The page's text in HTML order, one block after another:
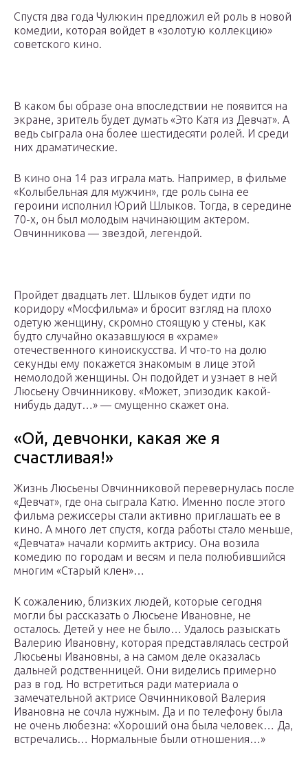
Спустя два года Чулюкин предложил ей роль в новой
комедии, которая войдет в «золотую коллекцию»
советского кино.
В каком бы образе она впоследствии не появится на
экране, зритель будет думать «Это Катя из Девчат». А
ведь сыграла она более шестидесяти ролей. И среди
них драматические.
В кино она 14 раз играла мать. Например, в фильме
«Колыбельная для мужчин», где роль сына ее
героини исполнил Юрий Шлыков. Тогда, в середине
70-х, он был молодым начинающим актером.
Овчинникова — звездой, легендой.
Пройдет двадцать лет. Шлыков будет идти по
коридору «Мосфильма» и бросит взгляд на плохо
одетую женщину, скромно стоящую у стены, как
будто случайно оказавшуюся в «храме»
отечественного киноискусства. И что-то на долю
секунды ему покажется знакомым в лице этой
немолодой женщины. Он подойдет и узнает в ней
Люсьену Овчинникову. «Может, эпизодик какой-
нибудь дадут…» — смущенно скажет она.
«Ой, девчонки, какая же я
счастливая!»
Жизнь Люсьены Овчинниковой перевернулась после
«Девчат», где она сыграла Катю. Именно после этого
фильма режиссеры стали активно приглашать ее в
кино. А много лет спустя, когда работы стало меньше,
«Девчата» начали кормить актрису. Она возила
комедию по городам и весям и пела полюбившийся
многим «Старый клен»…
К сожалению, близких людей, которые сегодня
могли бы рассказать о Люсьене Ивановне, не
осталось. Детей у нее не было… Удалось разыскать
Валерию Ивановну, которая представлялась сестрой
Люсьены Ивановны, а на самом деле оказалась
дальней родственницей. Они виделись примерно
раз в год. Но встретиться ради материала о
замечательной актрисе Овчинниковой Валерия
Ивановна не сочла нужным. Да и по телефону была
не очень любезна: «Хороший она была человек… Да,
встречались… Нормальные были отношения…»